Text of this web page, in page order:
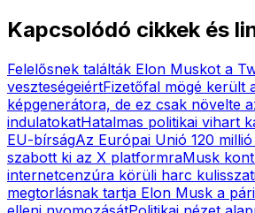
Kapcsolódó cikkek és
Felelősnek találták Elon Muskot a
veszteségeiértFizetőfal mögé került
képgenerátora, de ez csak növelte
indulatokatHatalmas politikai vihart
EU-bírságAz Európai Unió 120
szabott ki az X platformraMusk
internetcenzúra körüli harc
megtorlásnak tartja Elon Musk a